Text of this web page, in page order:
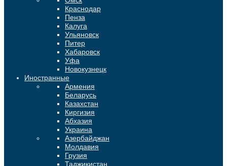
Краснодар
Пенза
Калуга
Ульяновск
Питер
Хабаровск
Уфа
Новокузнецк
Иностранные
Армения
Беларусь
Казахстан
Киргизия
Абхазия
Украина
Азербайджан
Молдавия
Грузия
Таджикистан